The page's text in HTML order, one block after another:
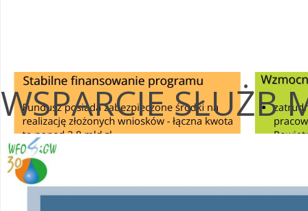
WSPARCIE SŁUŻB